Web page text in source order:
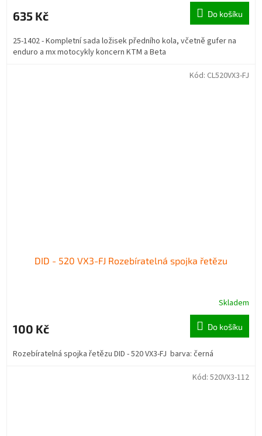
635 Kč Do košíku
25-1402 - Kompletní sada ložisek předního kola, včetně gufer na
enduro a mx motocykly koncern KTM a Beta
DID - 520 VX3-FJ Rozebíratelná spojka řetězu
Skladem
100 Kč Do košíku
Rozebíratelná spojka řetězu DID - 520 VX3-FJ barva: černá
Kód: CL520VX3-FJ
Kód: 520VX3-112